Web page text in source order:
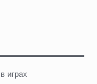
играх